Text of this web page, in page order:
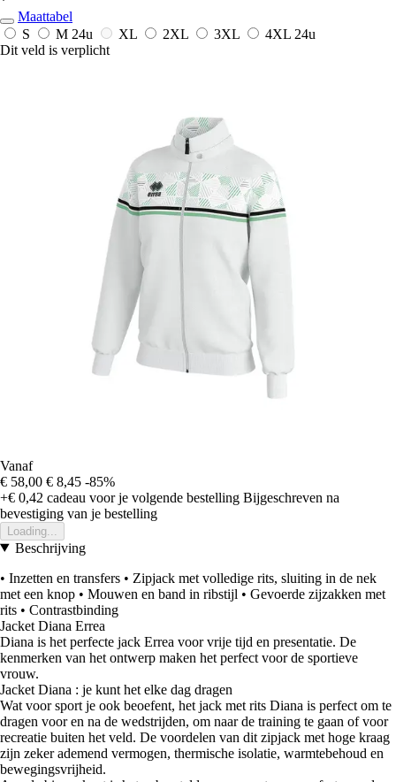
Maattabel
S
M 24u XL 2XL 3XL 4XL 24u
Dit veld is verplicht
Vanaf
€ 58,00 € 8,45 -85%
+€ 0,42 cadeau voor je volgende bestelling Bijgeschreven na
bevestiging van je bestelling
Loading...
Beschrijving
• Inzetten en transfers • Zipjack met volledige rits, sluiting in de nek
met een knop • Mouwen en band in ribstijl • Gevoerde zijzakken met
rits • Contrastbinding
Jacket Diana Errea
Diana is het perfecte jack Errea voor vrije tijd en presentatie. De
kenmerken van het ontwerp maken het perfect voor de sportieve
vrouw.
Jacket Diana : je kunt het elke dag dragen
Wat voor sport je ook beoefent, het jack met rits Diana is perfect om te
dragen voor en na de wedstrijden, om naar de training te gaan of voor
recreatie buiten het veld. De voordelen van dit zipjack met hoge kraag
zijn zeker ademend vermogen, thermische isolatie, warmtebehoud en
bewegingsvrijheid.